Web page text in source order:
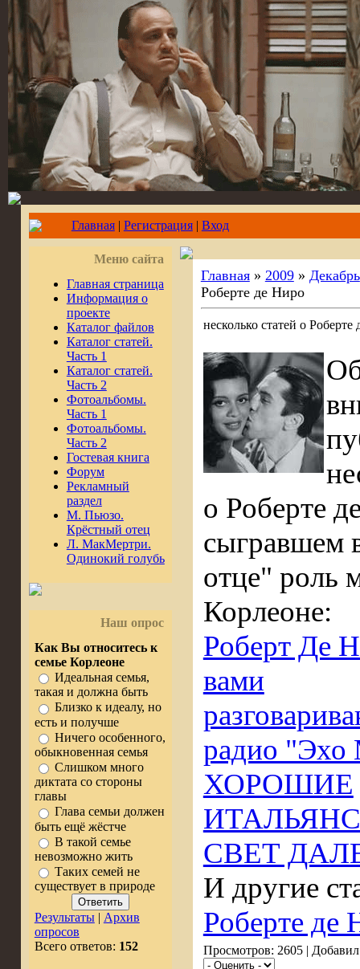
Главная| Регистрация| Вход
Меню сайта
Главная страница
Информация о
проекте
Каталог файлов
Каталог статей.
Часть 1
Каталог статей.
Часть 2
Фотоальбомы.
Часть 1
Фотоальбомы.
Часть 2
Гостевая книга
Форум
Рекламный
раздел
М. Пьюзо.
Крёстный отец
Л. МакМертри.
Одинокий голубь
Наш опрос
Как Вы относитесь к
семье Корлеоне
Идеальная семья,
такая и должна быть
Близко к идеалу, но
есть и получше
Ничего особенного,
обыкновенная семья
Слишком много
диктата со стороны
главы
Глава семьи должен
быть ещё жёстче
В такой семье
невозможно жить
Таких семей не
существует в природе
Результаты| Архив
опросов
Всего ответов: 152
Главная» 2009 » Декабрь
Роберте де Ниро
несколько статей о Роберте
о Роберте
сыгравшем
отце" роль
Корлеоне:
Роберт Де
вами
радио
ХОРОШИЕ
СВЕТ
И другие
Роберте де
Просмотров: 2605 |